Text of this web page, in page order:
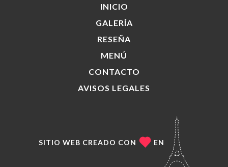
INICIO
GALERÍA
RESEÑA
MENÚ
CONTACTO
AVISOS LEGALES
SITIO WEB CREADO CON EN